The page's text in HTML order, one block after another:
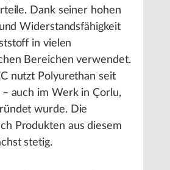
Dank seiner hohen
Widerstandsfähigkeit
in vielen
Bereichen verwendet.
nutzt Polyurethan seit
auch im Werk in Çorlu,
wurde. Die
Produkten aus diesem
stetig.